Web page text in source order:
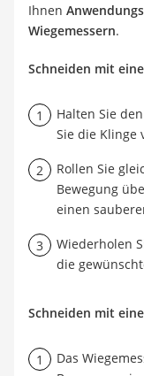
Ihnen
Wiegemessern.
Schneiden mit
Halten Sie
Sie die Klinge
Rollen Sie
Bewegung
einen
Wiederholen
die
Schneiden mit
Das